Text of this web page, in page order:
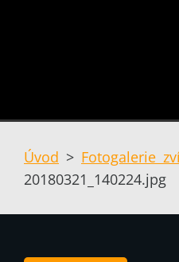
Úvod > Fotogalerie
20180321_140224.jpg